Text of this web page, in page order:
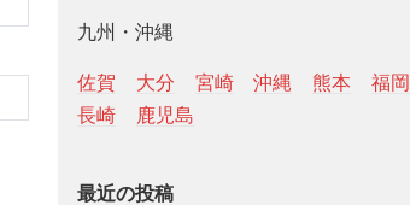
九州・沖縄
佐賀 大分 宮崎 沖縄 熊本
福岡
長崎
鹿児島
最近の投稿